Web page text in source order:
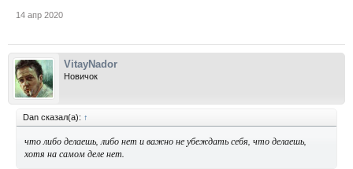
14 апр 2020
VitayNador
Новичок
Dan сказал(а): ↑
что либо делаешь, либо нет и важно не убеждать себя, что делаешь,
хотя на самом деле нет.